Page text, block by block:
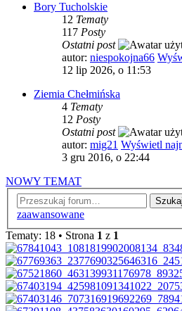
Bory Tucholskie
12 Tematy
117 Posty
Ostatni post
autor: niespokojna66
12 lip 2026, o 11:53
Ziemia Chełmińska
4 Tematy
12 Posty
Ostatni post
autor: mig21 Wyświetl
3 gru 2016, o 22:44
NOWY TEMAT
Szukaj
zaawansowane
Tematy: 18 • Strona 1 z 1